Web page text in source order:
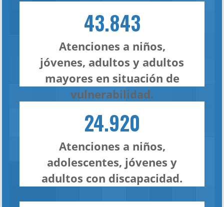
43.843
Atenciones a niños,
jóvenes, adultos y adultos
mayores en situación de
vulnerabilidad.
24.920
Atenciones a niños,
adolescentes, jóvenes y
adultos con discapacidad.